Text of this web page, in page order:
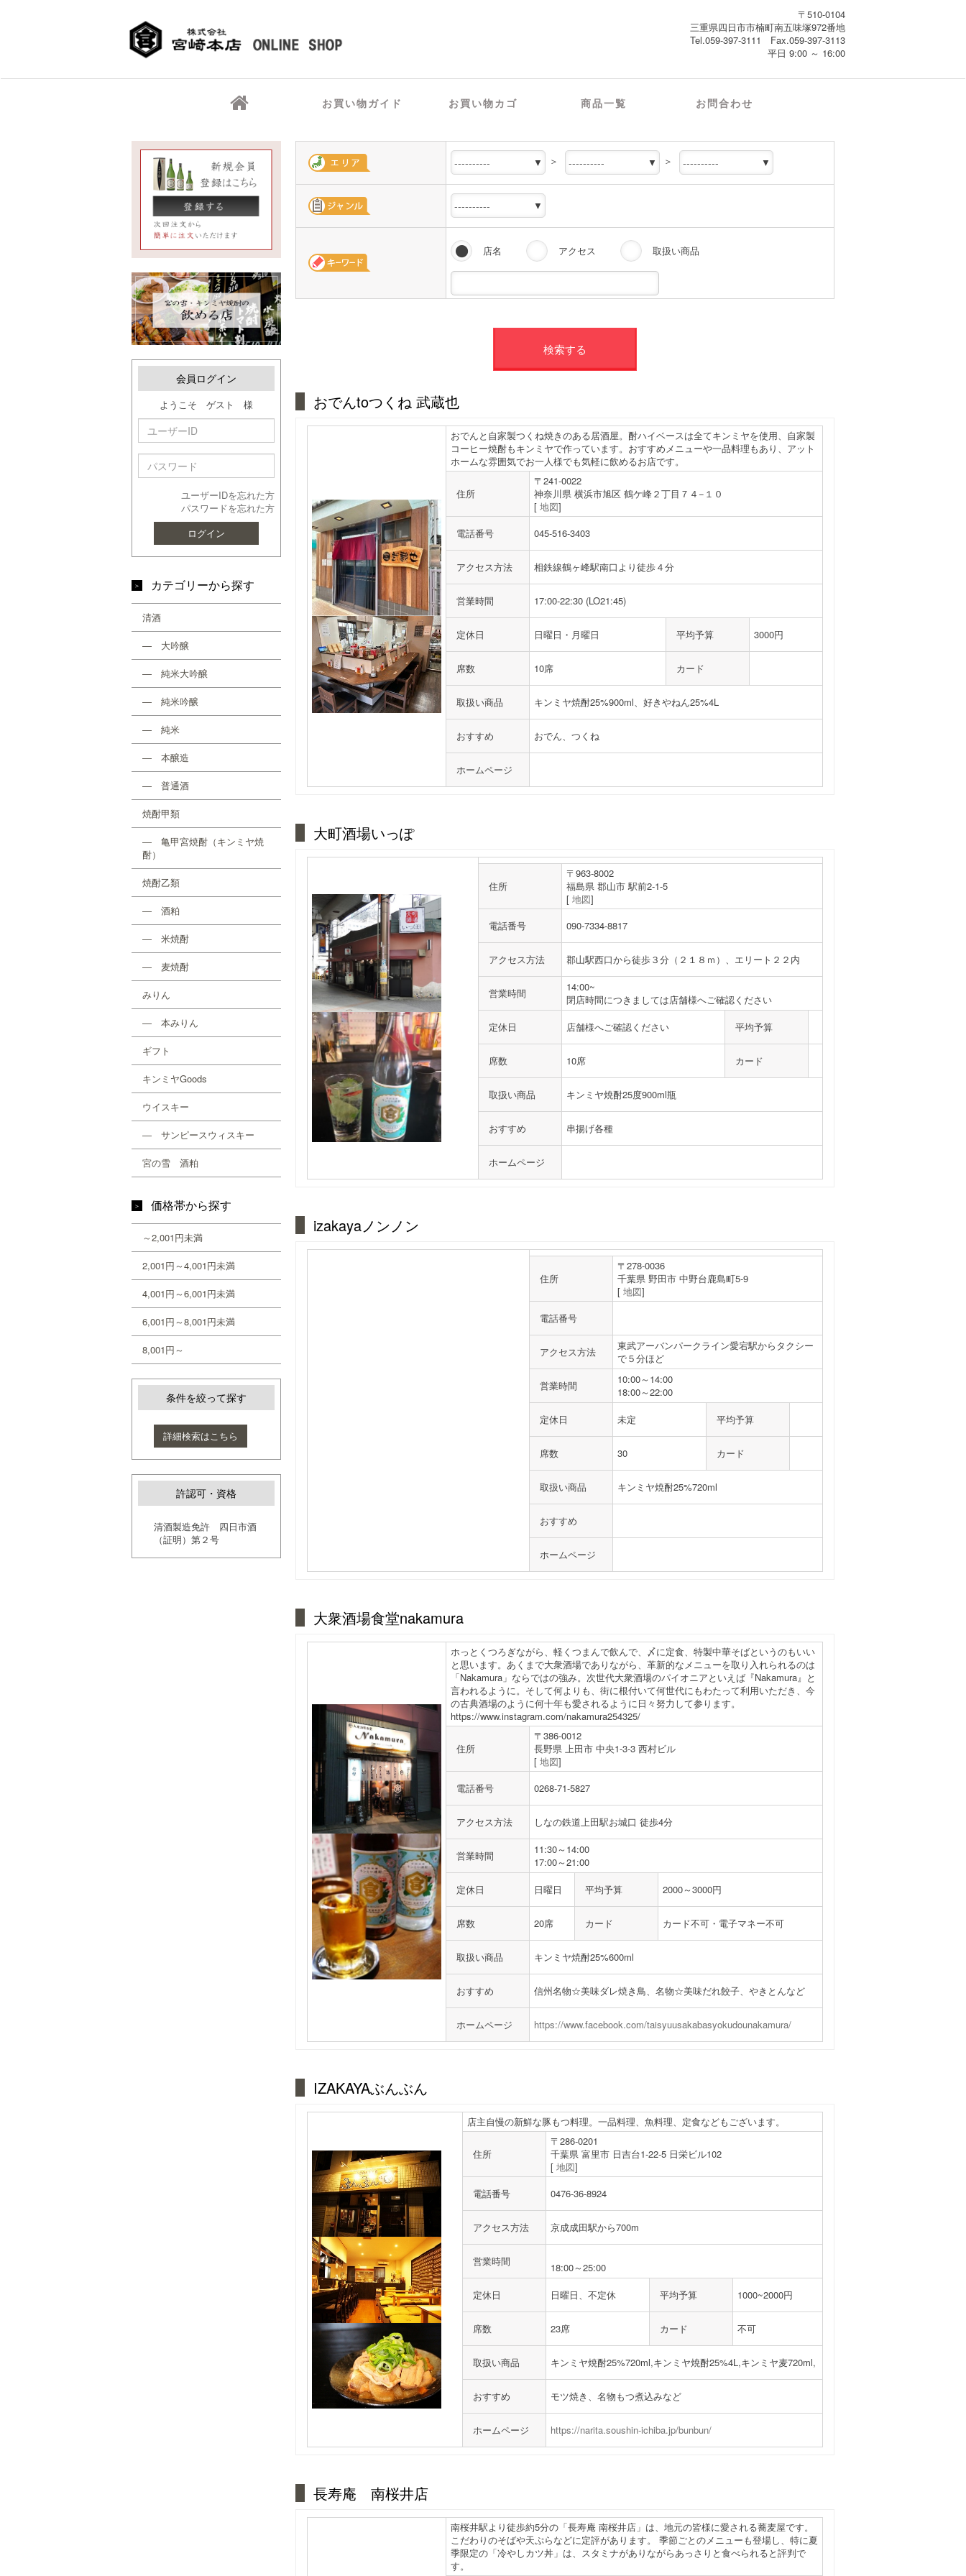
〒510-0104
三重県四日市市楠町南五味塚972番地
Tel.059-397-3111 Fax.059-397-3113
平日 9:00 ～ 16:00
お買い物ガイド お買い物カゴ 商品一覧 お問合わせ
会員ログイン
ようこそ ゲスト 様
ユーザーIDを忘れた方
パスワードを忘れた方
ログイン
カテゴリーから探す
清酒
― 大吟醸
― 純米大吟醸
― 純米吟醸
― 純米
― 本醸造
― 普通酒
焼酎甲類
― 亀甲宮焼酎（キンミヤ焼
酎）
焼酎乙類
― 酒粕
― 米焼酎
― 麦焼酎
みりん
― 本みりん
ギフト
キンミヤGoods
ウイスキー
― サンピースウィスキー
宮の雪 酒粕
価格帯から探す
～2,001円未満
2,001円～4,001円未満
4,001円～6,001円未満
6,001円～8,001円未満
8,001円～
条件を絞って探す
詳細検索はこちら
許認可・資格
清酒製造免許 四日市酒
（証明）第２号
＞ ＞
店名 アクセス 取扱い商品
検索する
おでんtoつくね 武蔵也
おでんと自家製つくね焼きのある居酒屋。酎ハイベースは全てキンミヤを使用、自家製
コーヒー焼酎もキンミヤで作っています。おすすめメニューや一品料理もあり、アット
ホームな雰囲気でお一人様でも気軽に飲めるお店です。
住所
〒241-0022
神奈川県 横浜市旭区 鶴ケ峰２丁目７４−１０
[ 地図]
電話番号
045-516-3403
アクセス方法 相鉄線鶴ヶ峰駅南口より徒歩４分
営業時間 17:00-22:30 (LO21:45)
定休日 日曜日・月曜日 平均予算 3000円
席数 10席 カード
取扱い商品 キンミヤ焼酎25%900ml、好きやねん25%4L
おすすめ おでん、つくね
ホームページ
大町酒場いっぽ
住所
〒963-8002
福島県 郡山市 駅前2-1-5
[ 地図]
電話番号
090-7334-8817
アクセス方法 郡山駅西口から徒歩３分（２１８ｍ）、エリート２２内
営業時間
14:00~
閉店時間につきましては店舗様へご確認ください
定休日
店舗様へご確認ください 平均予算
席数 10席 カード
取扱い商品 キンミヤ焼酎25度900ml瓶
おすすめ 串揚げ各種
ホームページ
izakayaノンノン
住所
〒278-0036
千葉県 野田市 中野台鹿島町5-9
[ 地図]
電話番号
アクセス方法
東武アーバンパークライン愛宕駅からタクシー
で５分ほど
営業時間
10:00～14:00
18:00～22:00
定休日
未定 平均予算
席数 30 カード
取扱い商品 キンミヤ焼酎25%720ml
おすすめ
ホームページ
大衆酒場食堂nakamura
ホっとくつろぎながら、軽くつまんで飲んで、〆に定食、特製中華そばというのもいい
と思います。あくまで大衆酒場でありながら、革新的なメニューを取り入れられるのは
「Nakamura」ならではの強み。次世代大衆酒場のパイオニアといえば『Nakamura』と
言われるように。そして何よりも、街に根付いて何世代にもわたって利用いただき、今
の古典酒場のように何十年も愛されるように日々努力して参ります。
https://www.instagram.com/nakamura254325/
住所
〒386-0012
長野県 上田市 中央1-3-3 西村ビル
[ 地図]
電話番号
0268-71-5827
アクセス方法 しなの鉄道上田駅お城口 徒歩4分
営業時間
11:30～14:00
17:00～21:00
定休日
日曜日 平均予算 2000～3000円
席数 20席 カード カード不可・電子マネー不可
取扱い商品 キンミヤ焼酎25%600ml
おすすめ 信州名物☆美味ダレ焼き鳥、名物☆美味だれ餃子、やきとんなど
ホームページ https://www.facebook.com/taisyuusakabasyokudounakamura/
IZAKAYAぶんぶん
店主自慢の新鮮な豚もつ料理。一品料理、魚料理、定食などもございます。
住所
〒286-0201
千葉県 富里市 日吉台1-22-5 日栄ビル102
[ 地図]
電話番号
0476-36-8924
アクセス方法 京成成田駅から700m
営業時間
18:00～25:00
定休日
日曜日、不定休 平均予算 1000~2000円
席数 23席 カード 不可
取扱い商品 キンミヤ焼酎25%720ml,キンミヤ焼酎25%4L,キンミヤ麦720ml,
おすすめ モツ焼き、名物もつ煮込みなど
ホームページ https://narita.soushin-ichiba.jp/bunbun/
長寿庵 南桜井店
南桜井駅より徒歩約5分の「長寿庵 南桜井店」は、地元の皆様に愛される蕎麦屋です。
こだわりのそばや天ぷらなどに定評があります。 季節ごとのメニューも登場し、特に夏
季限定の「冷やしカツ丼」は、スタミナがありながらあっさりと食べられると評判で
す。